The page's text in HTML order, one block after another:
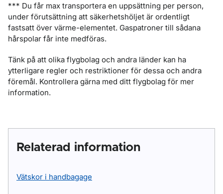
*** Du får max transportera en uppsättning per person,
under förutsättning att säkerhetshöljet är ordentligt
fastsatt över värme-elementet. Gaspatroner till sådana
hårspolar får inte medföras.
Tänk på att olika flygbolag och andra länder kan ha
ytterligare regler och restriktioner för dessa och andra
föremål. Kontrollera gärna med ditt flygbolag för mer
information.
Relaterad information
Vätskor i handbagage